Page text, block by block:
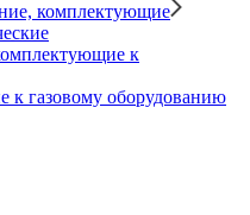
комплектующие
к
к газовому оборудованию